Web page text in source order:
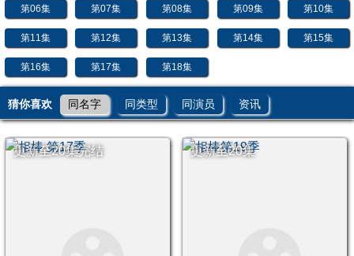
第06集 第07集 第08集 第09集 第10集
第11集 第12集 第13集 第14集 第15集
第16集 第17集 第18集
猜你喜欢 同名字 同类型 同演员 资讯
更新至20集完结 更新至20集